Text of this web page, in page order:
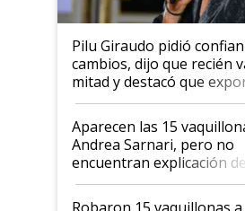
Pilu Giraudo pidió
cambios, dijo que recién
mitad y destacó que
ser "para unos pocos":
mandato muy claro del
nacional"
Aparecen las 15
Andrea Sarnari, pero no
encuentran explicación de
cómo llegaron allí